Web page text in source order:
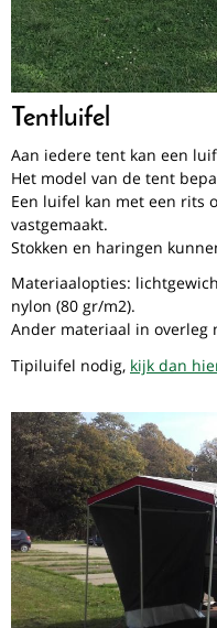
Tentluifel
Aan iedere tent kan een
Het model van de tent
Een luifel kan met een rits
vastgemaakt.
Stokken en haringen
Materiaalopties:
nylon (80 gr/m2).
Ander materiaal in overleg
Tipiluifel nodig, kijk dan